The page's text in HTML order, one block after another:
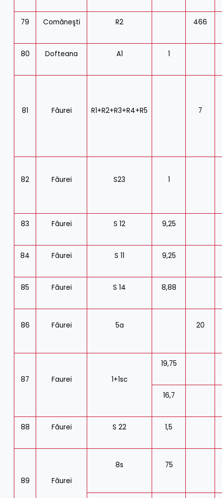
79 Comăneşti R2 466
80 Dofteana A1 1
81 Făurei R1+R2+R3+R4+R5 7
82 Făurei S23 1
83 Făurei S 12 9,25
84 Făurei S 11 9,25
85 Făurei S 14 8,88
86 Făurei 5a 20
87 Faurei 1+1sc
19,75
16,7
88 Făurei S 22 1,5
89 Făurei
8s 75